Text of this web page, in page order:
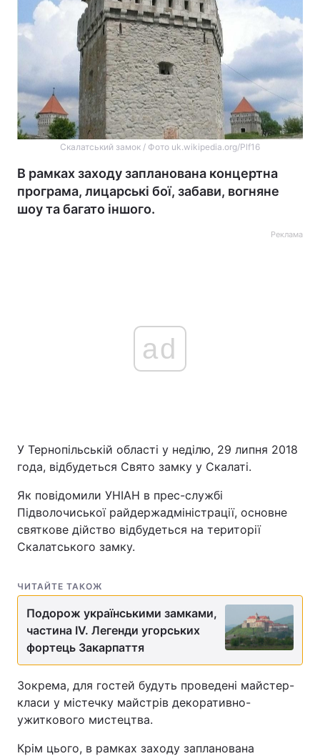
Скалатський замок / Фото uk.wikipedia.org/Plf16
В рамках заходу запланована концертна
програма, лицарські бої, забави, вогняне
шоу та багато іншого.
Реклама
ad
У Тернопільській області у неділю, 29 липня 2018
года, відбудеться Свято замку у Скалаті.
Як повідомили УНІАН в прес-службі
Підволочиської райдержадміністрації, основне
святкове дійство відбудеться на території
Скалатського замку.
ЧИТАЙТЕ ТАКОЖ
Подорож українськими замками,
частина IV. Легенди угорських
фортець Закарпаття
Зокрема, для гостей будуть проведені майстер-
класи у містечку майстрів декоративно-
ужиткового мистецтва.
Крім цього, в рамках заходу запланована